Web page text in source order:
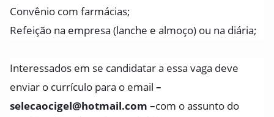
Convênio com farmácias;
Refeição na empresa (lanche e almoço) ou na diária;
Interessados em se candidatar a essa vaga deve
enviar o currículo para o email –
selecaocigel@hotmail.com –com o assunto do